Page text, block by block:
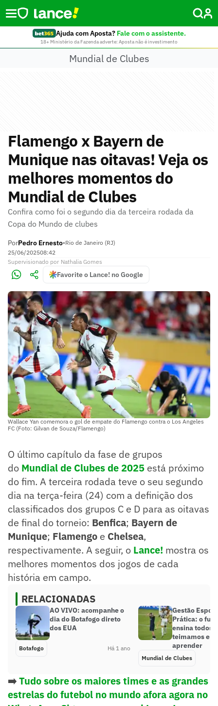
Ajuda com Aposta? Fale com o assistente.
18+ Ministério da Fazenda adverte: Aposta não é investimento
Mundial de Clubes
Flamengo x Bayern de
Munique nas oitavas! Veja os
melhores momentos do
Mundial de Clubes
Confira como foi o segundo dia da terceira rodada da
Copa do Mundo de clubes
PorPedro Ernesto•Rio de Janeiro (RJ)
25/06/202508:42
Supervisionado por Nathalia Gomes
Favorite o Lance! no Google
Wallace Yan comemora o gol de empate do Flamengo contra o Los Angeles
FC (Foto: Gilvan de Souza/Flamengo)
O último capítulo da fase de grupos
do Mundial de Clubes de 2025 está próximo
do fim. A terceira rodada teve o seu segundo
dia na terça-feira (24) com a definição dos
classificados dos grupos C e D para as oitavas
de final do torneio: Benfica; Bayern de
Munique; Flamengo e Chelsea,
respectivamente. A seguir, o Lance! mostra os
melhores momentos dos jogos de cada
história em campo.
RELACIONADAS
AO VIVO: acompanhe o
dia do Botafogo direto
dos EUA
Botafogo Há 1 ano
Gestão
Prática: o
ensina todos
teimamos em
aprender
Mundial de Clubes
➡️Tudo sobre os maiores times e as grandes
estrelas do futebol no mundo afora agora no